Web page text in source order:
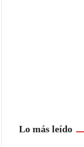
Lo más leído